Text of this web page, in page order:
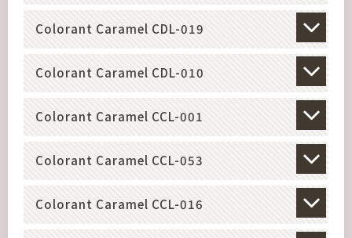
Colorant Caramel CDL-019
Colorant Caramel CDL-010
Colorant Caramel CCL-001
Colorant Caramel CCL-053
Colorant Caramel CCL-016